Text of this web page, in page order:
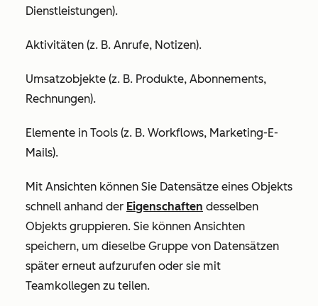
Dienstleistungen).
Aktivitäten (z. B. Anrufe, Notizen).
Umsatzobjekte (z. B. Produkte, Abonnements,
Rechnungen).
Elemente in Tools (z. B. Workflows, Marketing-E-
Mails).
Mit Ansichten können Sie Datensätze eines Objekts
schnell anhand der Eigenschaften desselben
Objekts gruppieren. Sie können Ansichten
speichern, um dieselbe Gruppe von Datensätzen
später erneut aufzurufen oder sie mit
Teamkollegen zu teilen.